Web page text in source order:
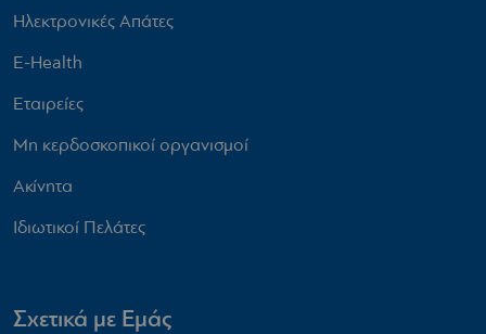
Ηλεκτρονικές Απάτες
E-Health
Εταιρείες
Μη κερδοσκοπικοί οργανισμοί
Ακίνητα
Ιδιωτικοί Πελάτες
Σχετικά με Εμάς